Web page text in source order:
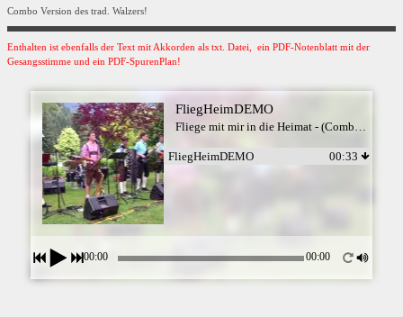
Combo Version des trad. Walzers!
Enthalten ist ebenfalls der Text mit Akkorden als txt. Datei, ein PDF-Notenblatt mit der
Gesangsstimme und ein PDF-SpurenPlan!
FliegHeimDEMO
FliegHeimDEMO 00:33
00:00 00:00